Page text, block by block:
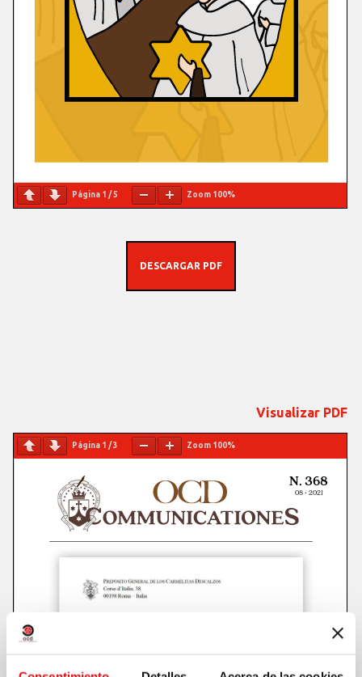
Página 1 /5 Zoom 100%
DESCARGAR PDF
Visualizar PDF
Página 1 /3 Zoom 100%